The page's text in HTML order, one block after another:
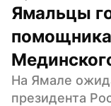
Ямальцы
На Ямале
президента